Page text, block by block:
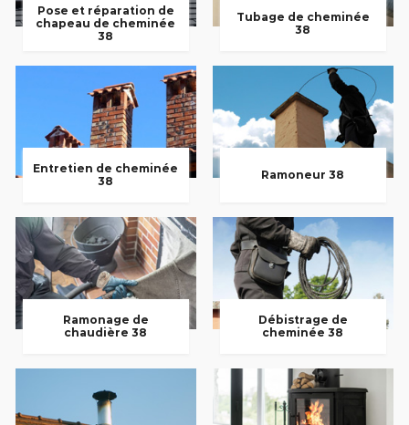
Pose et réparation de
chapeau de cheminée
38
Tubage de cheminée
38
Entretien de cheminée
38
Ramoneur 38
Ramonage de
chaudière 38
Débistrage de
cheminée 38